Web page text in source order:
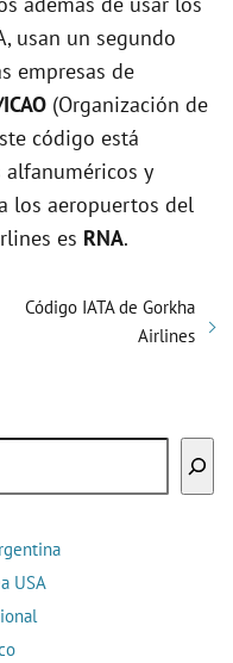
usan un segundo
empresas de
(Organización de
código está
y
los aeropuertos del
es RNA.
Código IATA de Gorkha
Airlines
USA